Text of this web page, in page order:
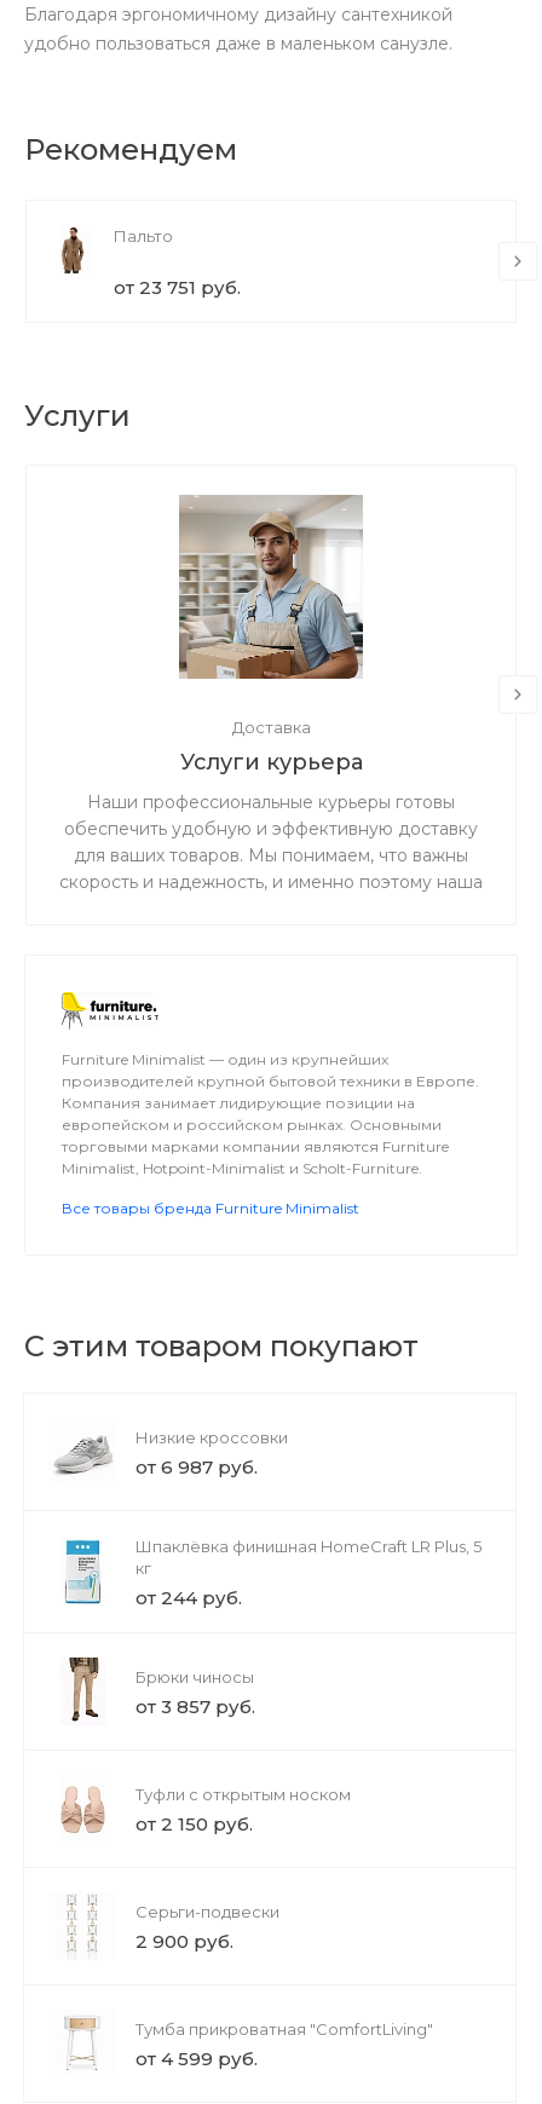
Благодаря эргономичному дизайну сантехникой
удобно пользоваться даже в маленьком санузле.
Рекомендуем
Пальто
от 23 751 руб.
Услуги
Доставка
Услуги курьера
Наши профессиональные курьеры готовы
обеспечить удобную и эффективную доставку
для ваших товаров. Мы понимаем, что важны
скорость и надежность, и именно поэтому наша
Furniture Minimalist — один из крупнейших
производителей крупной бытовой техники в Европе.
Компания занимает лидирующие позиции на
европейском и российском рынках. Основными
торговыми марками компании являются Furniture
Minimalist, Hotpoint-Minimalist и Scholt-Furniture.
Все товары бренда Furniture Minimalist
С этим товаром покупают
Низкие кроссовки
от 6 987 руб.
Шпаклёвка финишная HomeCraft LR Plus, 5
кг
от 244 руб.
Брюки чиносы
от 3 857 руб.
Туфли с открытым носком
от 2 150 руб.
Серьги-подвески
2 900 руб.
Тумба прикроватная "ComfortLiving"
от 4 599 руб.